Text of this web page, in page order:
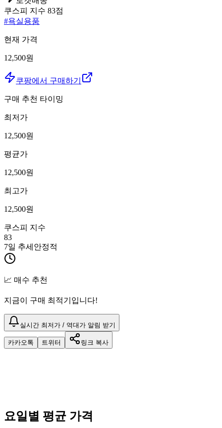
쿠스피 지수 83점
#욕실용품
현재 가격
12,500원
쿠팡에서 구매하기
구매 추천 타이밍
최저가
12,500원
평균가
12,500원
최고가
12,500원
쿠스피 지수
83
7일 추세 안정적
📈 매수 추천
지금이 구매 최적기입니다!
실시간 최저가 / 역대가 알림 받기
카카오톡 트위터 링크 복사
요일별 평균 가격